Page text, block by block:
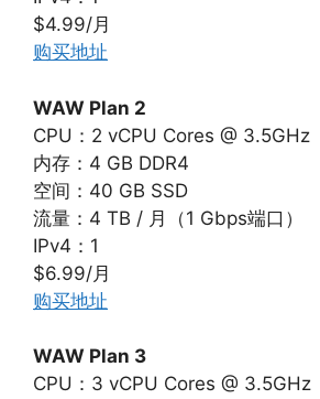
$4.99/月
购买地址
WAW Plan 2
CPU：2 vCPU Cores @ 3.5GHz
内存：4 GB DDR4
空间：40 GB SSD
流量：4 TB / 月（1 Gbps端口）
IPv4：1
$6.99/月
购买地址
WAW Plan 3
CPU：3 vCPU Cores @ 3.5GHz